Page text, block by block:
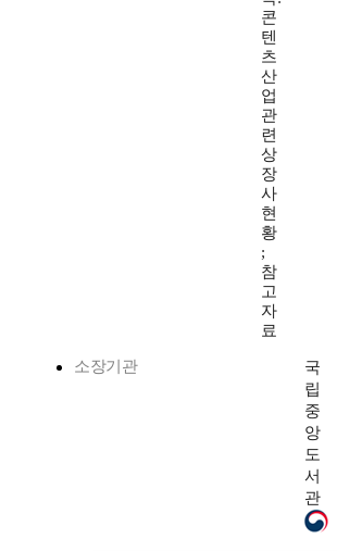
콘
텐
츠
산
업
관
련
상
장
사
현
황
;
참
고
자
료
소장기관
국
립
중
앙
도
서
관